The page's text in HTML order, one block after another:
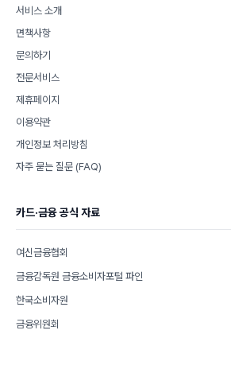
서비스 소개
면책사항
문의하기
전문서비스
제휴페이지
이용약관
개인정보 처리방침
자주 묻는 질문 (FAQ)
카드·금융 공식 자료
여신금융협회
금융감독원 금융소비자포털 파인
한국소비자원
금융위원회